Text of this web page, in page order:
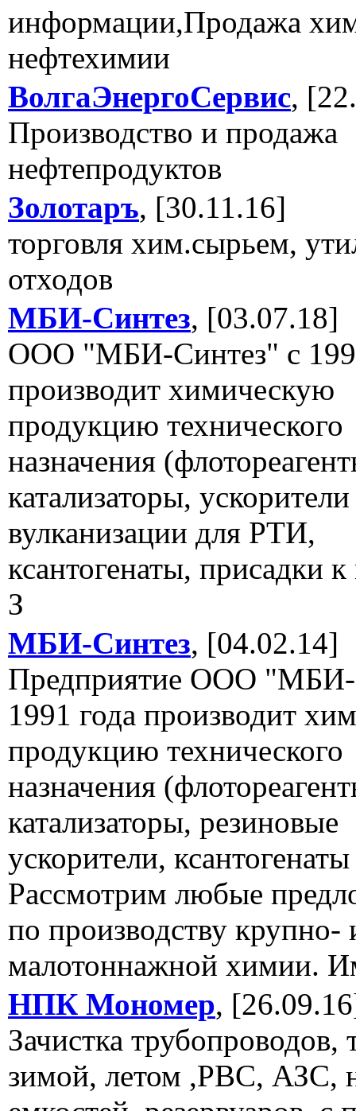
информации,Продажа
нефтехимии
ВолгаЭнергоСервис,
Производство и продажа
нефтепродуктов
Золотаръ, [30.11.16]
торговля хим.сырьем,
отходов
МБИ-Синтез, [03.07.18]
ООО "МБИ-Синтез" с
производит химическую
продукцию технического
назначения
катализаторы, ускорители
вулканизации для РТИ,
ксантогенаты, присадки
З
МБИ-Синтез, [04.02.14]
Предприятие ООО "МБИ-
1991 года производит
продукцию технического
назначения
катализаторы, резиновые
ускорители,
Рассмотрим любые
по производству крупно-
малотоннажной химии.
НПК Мономер,
Зачистка трубопроводов,
зимой, летом ,РВС, АЗС,